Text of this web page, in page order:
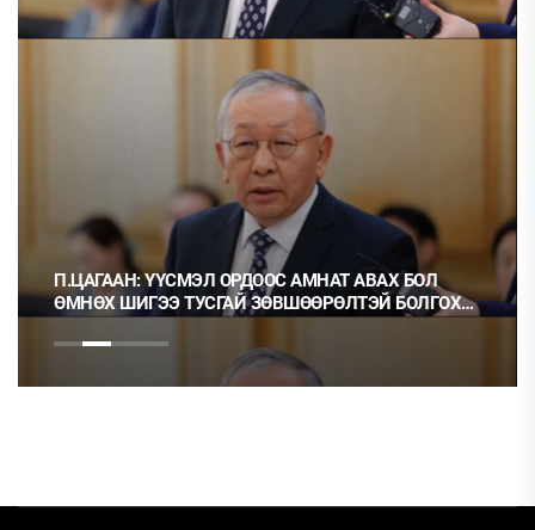
П.ЦАГААН: ҮҮСМЭЛ ОРДООС АМНАТ АВАХ БОЛ
ӨМНӨХ ШИГЭЭ ТУСГАЙ ЗӨВШӨӨРӨЛТЭЙ БОЛГОХ